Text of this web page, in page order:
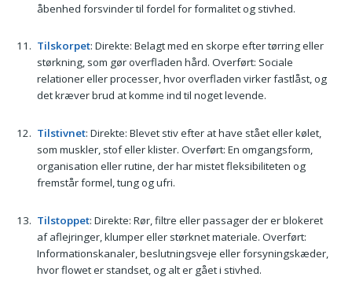
åbenhed forsvinder til fordel for formalitet og stivhed.
Tilskorpet: Direkte: Belagt med en skorpe efter tørring eller
størkning, som gør overfladen hård. Overført: Sociale
relationer eller processer, hvor overfladen virker fastlåst, og
det kræver brud at komme ind til noget levende.
Tilstivnet: Direkte: Blevet stiv efter at have stået eller kølet,
som muskler, stof eller klister. Overført: En omgangsform,
organisation eller rutine, der har mistet fleksibiliteten og
fremstår formel, tung og ufri.
Tilstoppet: Direkte: Rør, filtre eller passager der er blokeret
af aflejringer, klumper eller størknet materiale. Overført:
Informationskanaler, beslutningsveje eller forsyningskæder,
hvor flowet er standset, og alt er gået i stivhed.